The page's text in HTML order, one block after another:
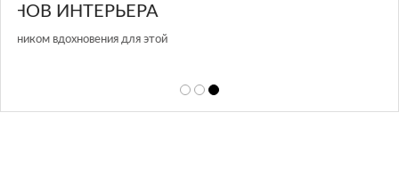
ПОДХОД К ДИЗАЙНУ
Glazov Design Group- это одна из лучших студий дизайна интерьера